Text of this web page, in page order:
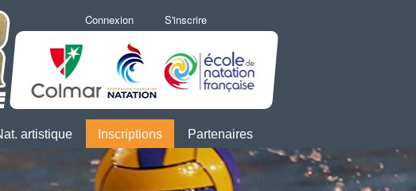
Connexion S'inscrire
artistique Inscriptions Partenaires